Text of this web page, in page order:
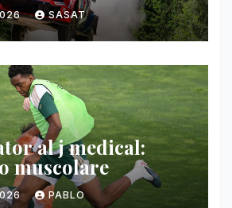
SASAT
al j medical:
muscolare
PABLO